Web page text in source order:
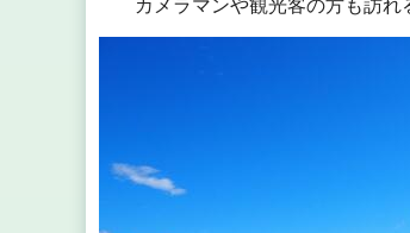
カメラマンや観光客の方も訪れ